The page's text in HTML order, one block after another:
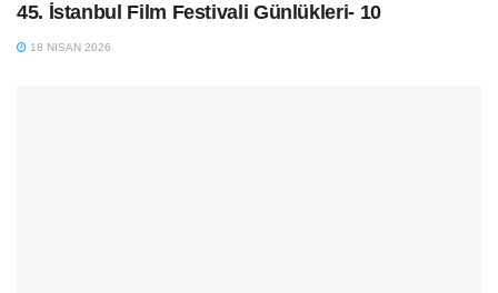
45. İstanbul Film Festivali Günlükleri- 10
18 NISAN 2026